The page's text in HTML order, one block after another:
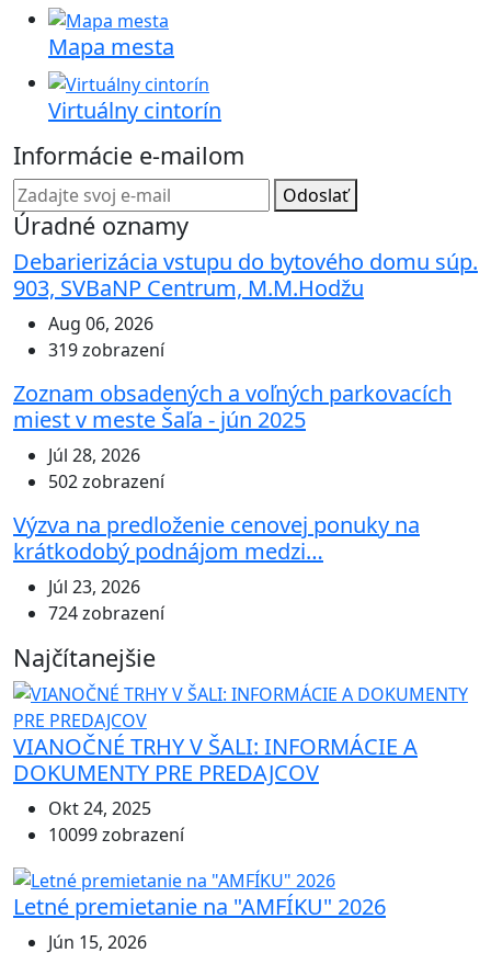
Mapa mesta
Virtuálny cintorín
Informácie e-mailom
Odoslať
Úradné oznamy
Debarierizácia vstupu do bytového domu súp.
903, SVBaNP Centrum, M.M.Hodžu
Aug 06, 2026
319 zobrazení
Zoznam obsadených a voľných parkovacích
miest v meste Šaľa - jún 2025
Júl 28, 2026
502 zobrazení
Výzva na predloženie cenovej ponuky na
krátkodobý podnájom medzi…
Júl 23, 2026
724 zobrazení
Najčítanejšie
VIANOČNÉ TRHY V ŠALI: INFORMÁCIE A
DOKUMENTY PRE PREDAJCOV
Okt 24, 2025
10099 zobrazení
Letné premietanie na "AMFÍKU" 2026
Jún 15, 2026